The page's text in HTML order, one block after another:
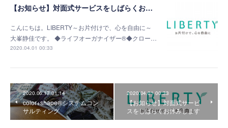
【お知らせ】対面式サービスをしばらくお休みします
こんにちは。LIBERTY～お片付けで、心を自由に～
大峯静佳です。 ◆ライフオーガナイザー®◆クロー…
2020.04.01 00:33
2020.06.17 01:14
color+shape®システムコン
サルティング
2020.04.01 00:33
【お知らせ】対面式サービ
スをしばらくお休みします